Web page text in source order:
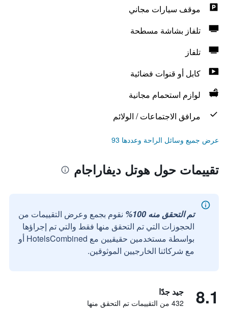
موقف سيارات مجاني
تلفاز بشاشة مسطحة
تلفاز
كابل أو قنوات فضائية
لوازم استحمام مجانية
مرافق الاجتماعات / الولائم
عرض جميع وسائل الراحة وعددها 93
تقييمات حول هوتل ديفاراجام
تم التحقق منه 100%
نقوم بجمع وعرض التقييمات من
الحجوزات التي تم التحقق منها فقط والتي تم إجراؤها
بواسطة مستخدمين حقيقيين مع HotelsCombined أو
مع شركائنا الخارجيين الموثوقين.
8.1 جيد جدًا
432 من التقييمات تم التحقق منها